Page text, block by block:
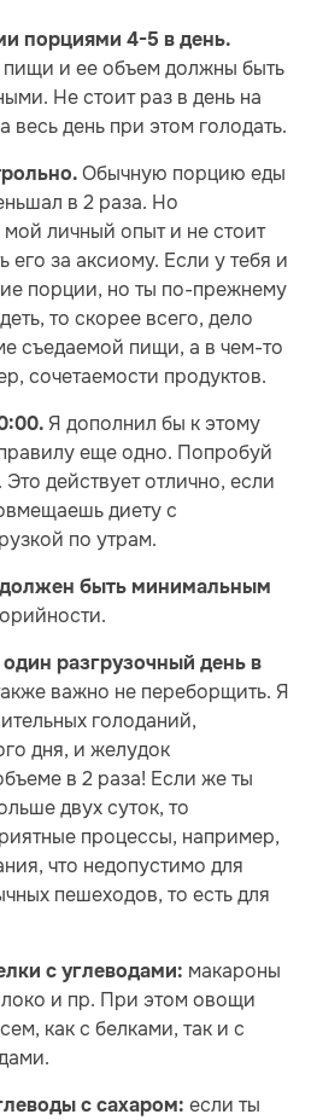
порциями 4-5 в день.
пищи и ее объем должны быть
Не стоит раз в день на
весь день при этом голодать.
Обычную порцию еды
в 2 раза. Но
мой личный опыт и не стоит
его за аксиому. Если у тебя и
порции, но ты по-прежнему
то скорее всего, дело
съедаемой пищи, а в чем-то
сочетаемости продуктов.
Я дополнил бы к этому
еще одно. Попробуй
Это действует отлично, если
диету с
по утрам.
быть минимальным
разгрузочный день в
важно не переборщить. Я
голоданий,
дня, и желудок
в 2 раза! Если же ты
двух суток, то
процессы, например,
что недопустимо для
пешеходов, то есть для
с углеводами: макароны
и пр. При этом овощи
как с белками, так и с
с сахаром: если ты